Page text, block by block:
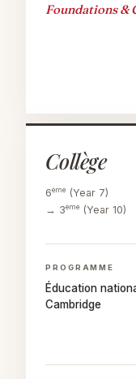
Foundations &
Collège
6ème (Year 7)
→ 3ème (Year 10)
PROGRAMME
Éducation
Cambridge